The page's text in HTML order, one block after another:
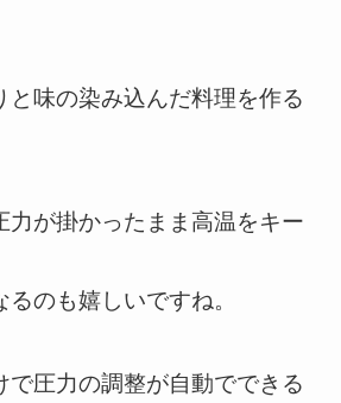
と味の染み込んだ料理を作る
力が掛かったまま高温をキー
のも嬉しいですね。
で圧力の調整が自動でできる